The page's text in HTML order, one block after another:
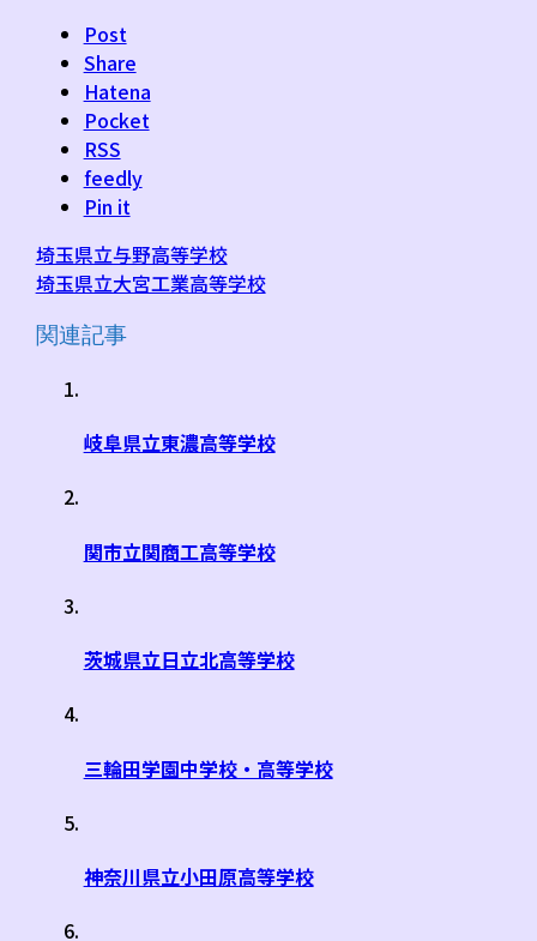
Post
Share
Hatena
Pocket
RSS
feedly
Pin it
埼玉県立与野高等学校
埼玉県立大宮工業高等学校
関連記事
岐阜県立東濃高等学校
関市立関商工高等学校
茨城県立日立北高等学校
三輪田学園中学校・高等学校
神奈川県立小田原高等学校